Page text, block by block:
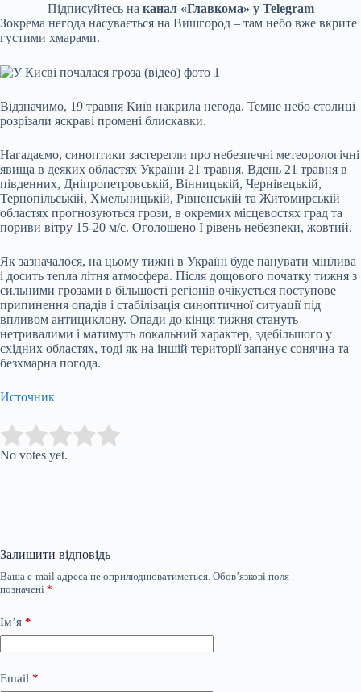
Підписуйтесь на канал «Главкома» у Telegram
Зокрема негода насувається на Вишгород – там небо вже вкрите
густими хмарами.
Відзначимо, 19 травня Київ накрила негода. Темне небо столиці
розрізали яскраві промені блискавки.
Нагадаємо, синоптики застерегли про небезпечні метеорологічні
явища в деяких областях України 21 травня. Вдень 21 травня в
південних, Дніпропетровській, Вінницькій, Чернівецькій,
Тернопільській, Хмельницькій, Рівненській та Житомирській
областях прогнозуються грози, в окремих місцевостях град та
пориви вітру 15-20 м/с. Оголошено I рівень небезпеки, жовтий.
Як зазначалося, на цьому тижні в Україні буде панувати мінлива
і досить тепла літня атмосфера. Після дощового початку тижня з
сильними грозами в більшості регіонів очікується поступове
припинення опадів і стабілізація синоптичної ситуації під
впливом антициклону. Опади до кінця тижня стануть
нетривалими і матимуть локальний характер, здебільшого у
східних областях, тоді як на іншій території запанує сонячна та
безхмарна погода.
Источник
Rate this item:
No votes yet.
Залишити відповідь
Ваша e-mail адреса не оприлюднюватиметься. Обов’язкові поля
позначені *
Ім’я *
Email *